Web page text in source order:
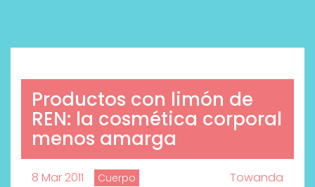
Productos con limón de
REN: la cosmética corporal
menos amarga
8 Mar 2011 Cuerpo Towanda